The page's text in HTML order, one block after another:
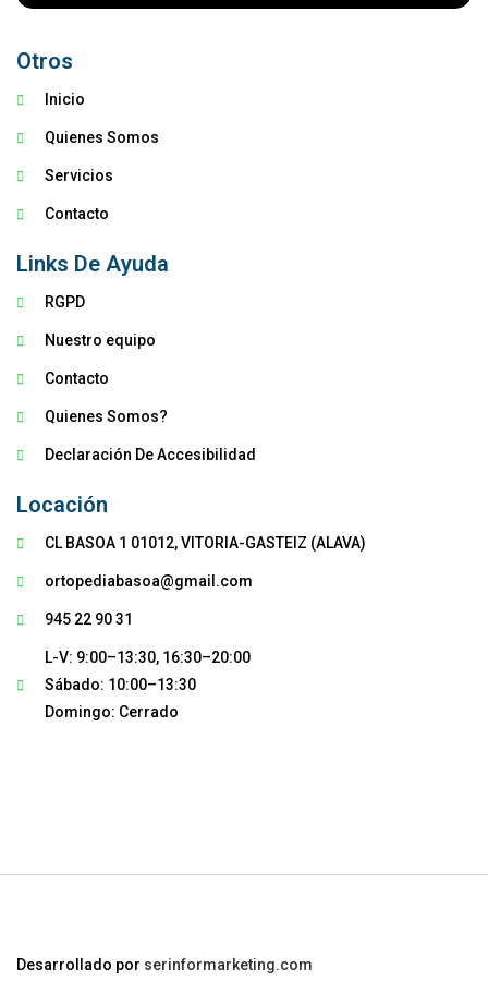
Otros
Inicio
Quienes Somos
Servicios
Contacto
Links De Ayuda
RGPD
Nuestro equipo
Contacto
Quienes Somos?
Declaración De Accesibilidad
Locación
CL BASOA 1 01012, VITORIA-GASTEIZ (ALAVA)
ortopediabasoa@gmail.com
945 22 90 31
L-V: 9:00–13:30, 16:30–20:00
Sábado: 10:00–13:30
Domingo: Cerrado
Desarrollado por serinformarketing.com